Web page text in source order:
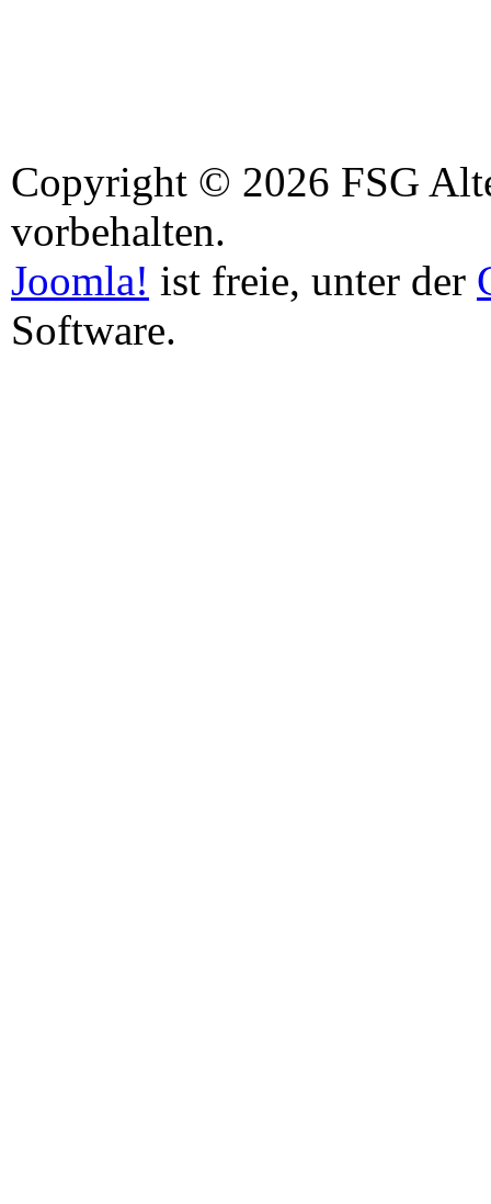
Copyright © 2026 FSG
vorbehalten.
Joomla! ist freie, unter der
Software.